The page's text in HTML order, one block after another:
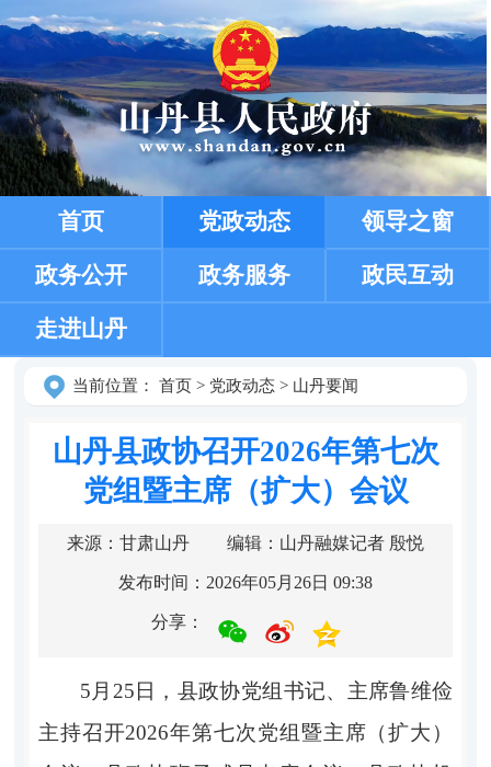
首页 党政动态 领导之窗
政务公开 政务服务 政民互动
走进山丹
当前位置： 首页> 党政动态> 山丹要闻
山丹县政协召开2026年第七次
党组暨主席（扩大）会议
来源：甘肃山丹 编辑：山丹融媒记者 殷悦
发布时间：2026年05月26日 09:38
分享：
5月25日，县政协党组书记、主席鲁维俭
主持召开2026年第七次党组暨主席（扩大）